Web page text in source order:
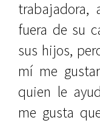
fuera de su
sus hijos,
mí me
quien le
me gusta